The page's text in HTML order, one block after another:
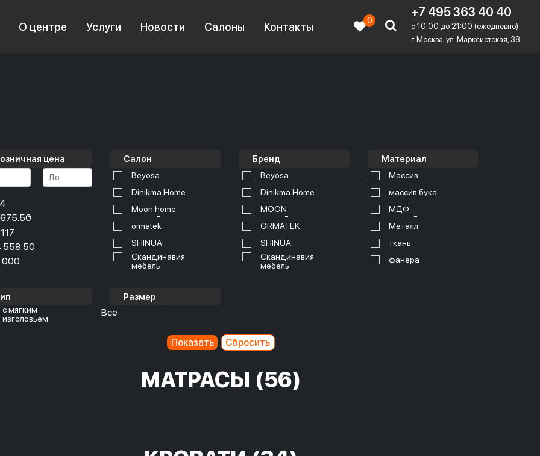
О центре Услуги Новости Салоны Контакты
0
+7 495 363 40 40
c 10:00 до 21:00 (ежедневно)
г. Москва, ул. Марксистская, 38
цена Салон
Beyosa
Dinikma Home
Moon home
ormatek
SHINUA
Скандинавия
мебель
Бренд
Beyosa
Dinikma Home
MOON
ORMATEK
SHINUA
Скандинавия
мебель
Материал
Массив
массив бука
МДФ
Металл
ткань
фанера
с мягким
изголовьем
Размер
Все
МАТРАСЫ (56)